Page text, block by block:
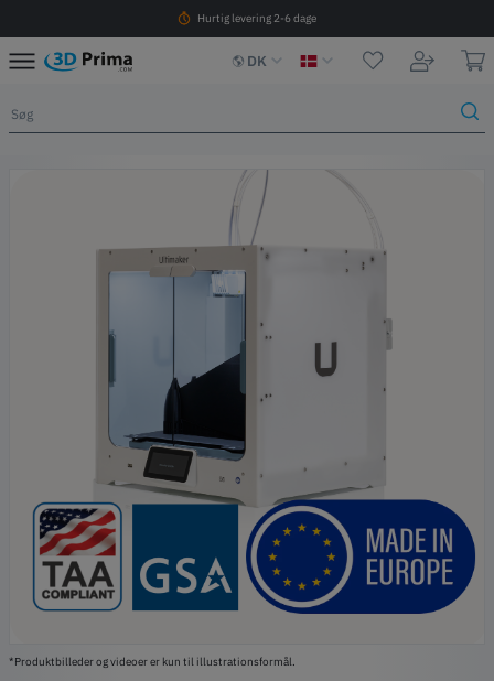
Hurtig levering 2-6 dage
DK
*Produktbilleder og videoer er kun til illustrationsformål.